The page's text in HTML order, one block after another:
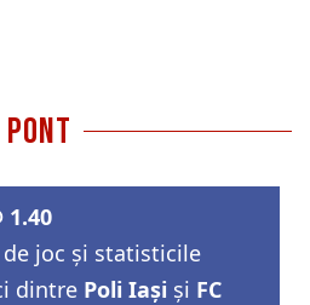
pont
1.40
joc și statisticile
dintre Poli Iași și FC